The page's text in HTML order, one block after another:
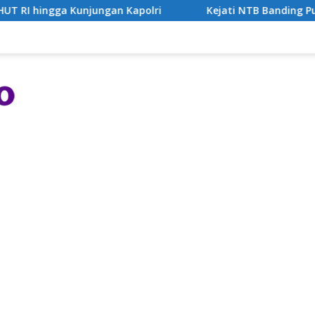
Kapolri Kejati NTB Banding Putusan Bebas Kasus